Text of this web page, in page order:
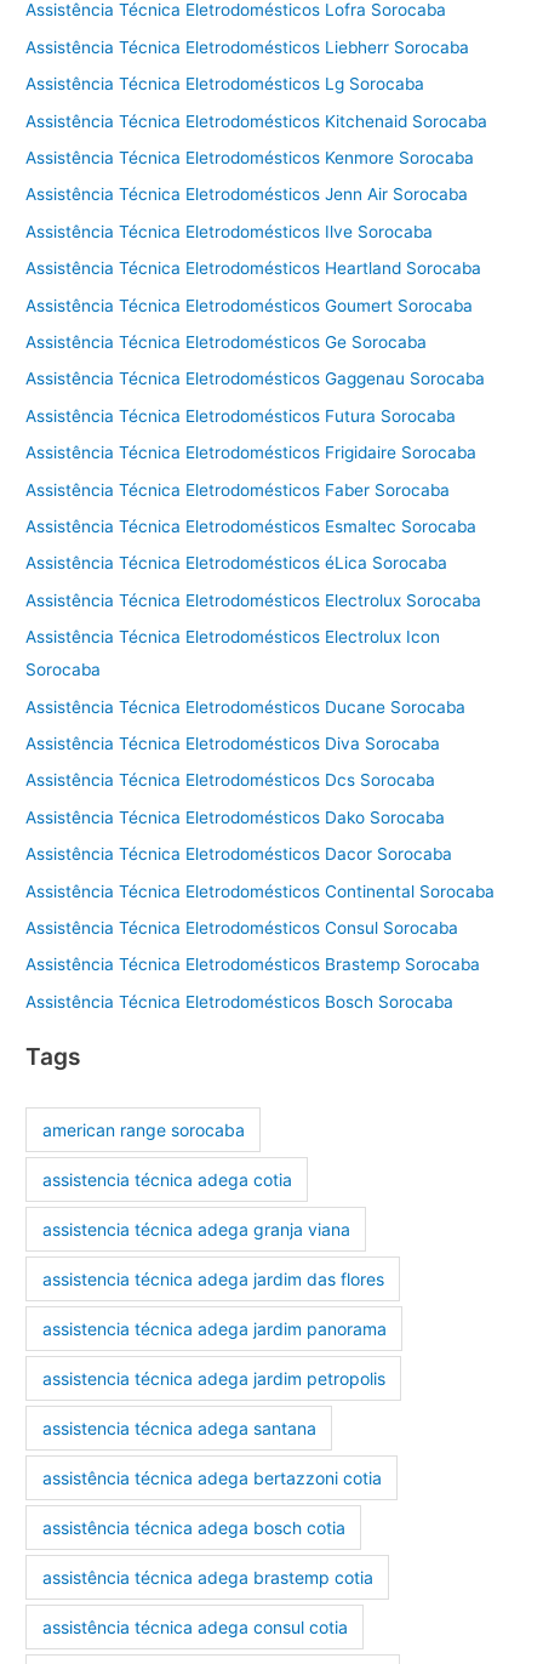
Assistência Técnica Eletrodomésticos Lofra Sorocaba
Assistência Técnica Eletrodomésticos Liebherr Sorocaba
Assistência Técnica Eletrodomésticos Lg Sorocaba
Assistência Técnica Eletrodomésticos Kitchenaid Sorocaba
Assistência Técnica Eletrodomésticos Kenmore Sorocaba
Assistência Técnica Eletrodomésticos Jenn Air Sorocaba
Assistência Técnica Eletrodomésticos Ilve Sorocaba
Assistência Técnica Eletrodomésticos Heartland Sorocaba
Assistência Técnica Eletrodomésticos Goumert Sorocaba
Assistência Técnica Eletrodomésticos Ge Sorocaba
Assistência Técnica Eletrodomésticos Gaggenau Sorocaba
Assistência Técnica Eletrodomésticos Futura Sorocaba
Assistência Técnica Eletrodomésticos Frigidaire Sorocaba
Assistência Técnica Eletrodomésticos Faber Sorocaba
Assistência Técnica Eletrodomésticos Esmaltec Sorocaba
Assistência Técnica Eletrodomésticos éLica Sorocaba
Assistência Técnica Eletrodomésticos Electrolux Sorocaba
Assistência Técnica Eletrodomésticos Electrolux Icon
Sorocaba
Assistência Técnica Eletrodomésticos Ducane Sorocaba
Assistência Técnica Eletrodomésticos Diva Sorocaba
Assistência Técnica Eletrodomésticos Dcs Sorocaba
Assistência Técnica Eletrodomésticos Dako Sorocaba
Assistência Técnica Eletrodomésticos Dacor Sorocaba
Assistência Técnica Eletrodomésticos Continental Sorocaba
Assistência Técnica Eletrodomésticos Consul Sorocaba
Assistência Técnica Eletrodomésticos Brastemp Sorocaba
Assistência Técnica Eletrodomésticos Bosch Sorocaba
Tags
american range sorocaba
assistencia técnica adega cotia
assistencia técnica adega granja viana
assistencia técnica adega jardim das flores
assistencia técnica adega jardim panorama
assistencia técnica adega jardim petropolis
assistencia técnica adega santana
assistência técnica adega bertazzoni cotia
assistência técnica adega bosch cotia
assistência técnica adega brastemp cotia
assistência técnica adega consul cotia